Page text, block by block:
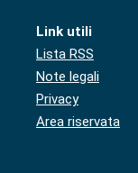
Link utili
Lista RSS
Note legali
Privacy
Area riservata